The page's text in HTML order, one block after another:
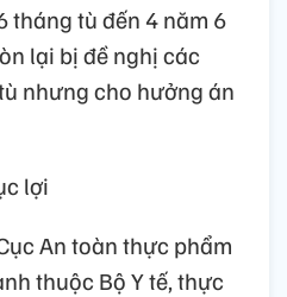
tháng tù đến 4 năm 6
lại bị đề nghị các
nhưng cho hưởng án
lợi
An toàn thực phẩm
thuộc Bộ Y tế, thực